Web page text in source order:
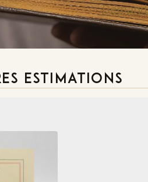
ESTIMATIONS